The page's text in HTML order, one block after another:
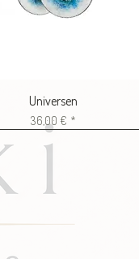
Universen
Preis
36,00 €